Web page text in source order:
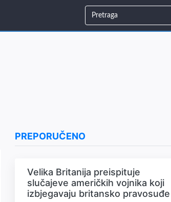
PREPORUČENO
Velika Britanija preispituje
slučajeve američkih vojnika koji
izbjegavaju britansko pravosuđe